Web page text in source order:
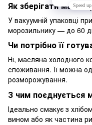
Як зберігати
У вакуумній упаковці
морозильнику — до 60
Чи потрібно її
Ні, масляна холодного
споживання. Її можна
розморожування.
З чим поєднується
Ідеально смакує з
вином або як частина